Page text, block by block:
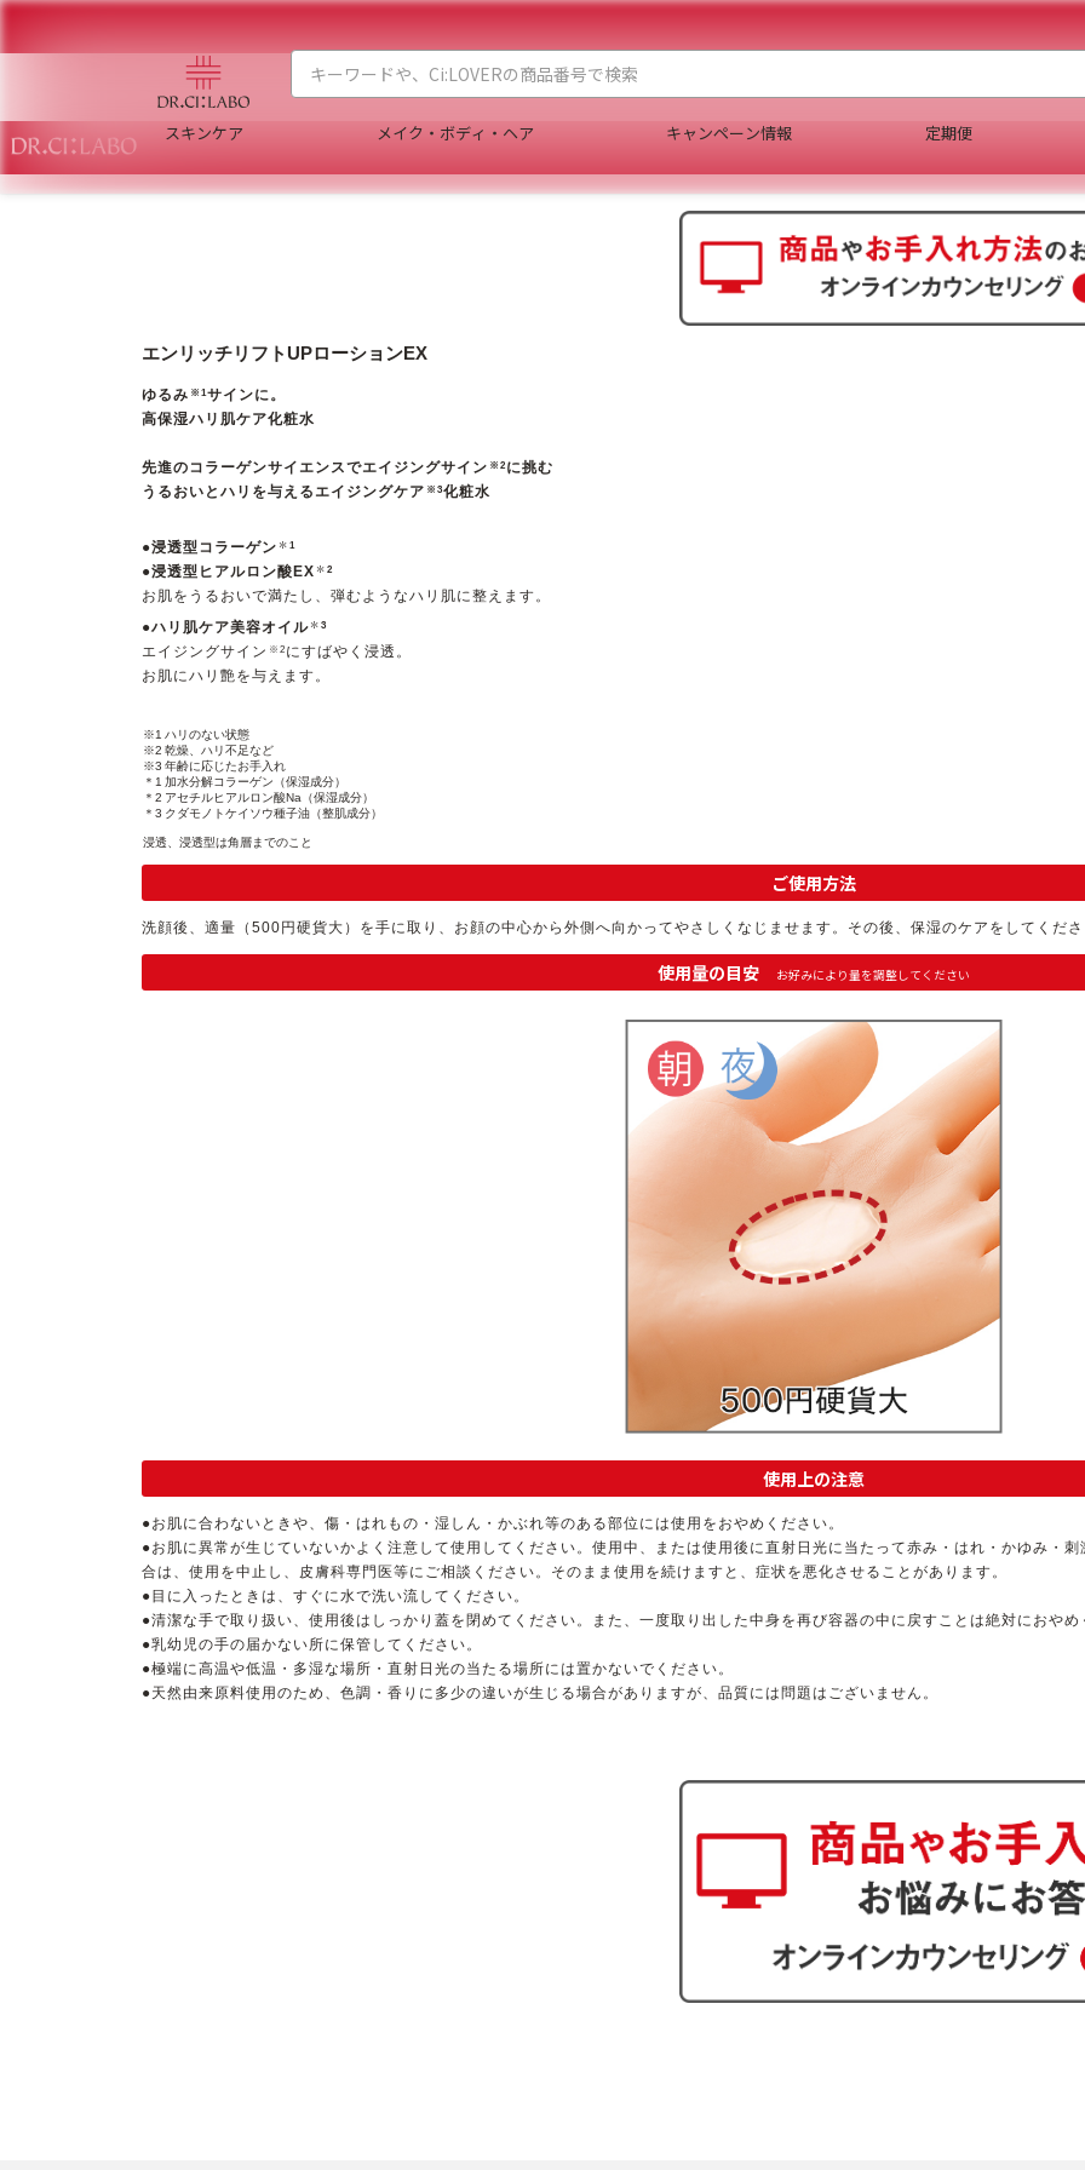
スキンケア メイク・ボディ・ヘア キャンペーン情報 定期便
エンリッチリフトUPローションEX
ゆるみ ※1サインに。
高保湿ハリ肌ケア化粧水
先進のコラーゲンサイエンスでエイジングサイン ※2に挑む
うるおいとハリを与えるエイジングケア ※3化粧水
●浸透型コラーゲン ＊ 1
●浸透型ヒアルロン酸EX ＊ 2
お肌をうるおいで満たし、弾むようなハリ肌に整えます。
●ハリ肌ケア美容オイル＊ 3
エイジングサイン ※2 にすばやく浸透。
お肌にハリ艶を与えます。
※1 ハリのない状態
※2 乾燥、ハリ不足など
※3 年齢に応じたお手入れ
＊1 加水分解コラーゲン（保湿成分）
＊2 アセチルヒアルロン酸Na（保湿成分）
＊3 クダモノトケイソウ種子油（整肌成分）
浸透、浸透型は角層までのこと
ご使用方法
洗顔後、適量（500円硬貨大）を手に取り、お顔の中心から外側へ向かってやさしくなじませます。その後、保湿のケアをしてくだ
使用量の目安 お好みにより量を調整してください
使用上の注意
●お肌に合わないときや、傷・はれもの・湿しん・かぶれ等のある部位には使用をおやめください。
●お肌に異常が生じていないかよく注意して使用してください。使用中、または使用後に直射日光に当たって赤み・はれ・かゆみ・
合は、使用を中止し、皮膚科専門医等にご相談ください。そのまま使用を続けますと、症状を悪化させることがあります。
●目に入ったときは、すぐに水で洗い流してください。
●清潔な手で取り扱い、使用後はしっかり蓋を閉めてください。また、一度取り出した中身を再び容器の中に戻すことは絶対におやめ
●乳幼児の手の届かない所に保管してください。
●極端に高温や低温・多湿な場所・直射日光の当たる場所には置かないでください。
●天然由来原料使用のため、色調・香りに多少の違いが生じる場合がありますが、品質には問題はございません。